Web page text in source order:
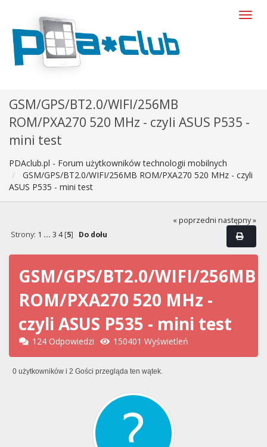
GSM/GPS/BT2.0/WIFI/256MB
ROM/PXA270 520 MHz - czyli ASUS P535 -
mini test
PDAclub.pl - Forum użytkowników technologii mobilnych
GSM/GPS/BT2.0/WIFI/256MB ROM/PXA270 520 MHz - czyli
ASUS P535 - mini test
« poprzedni następny »
Strony: 1 ... 3 4[5] Do dołu
GSM/GPS/BT2.0/WIFI/256MB
ROM/PXA270 520 MHz -
czyli ASUS P535 - mini test
124 Odpowiedzi 150401 Wyświetleń
0 użytkowników i 2 Gości przegląda ten wątek.